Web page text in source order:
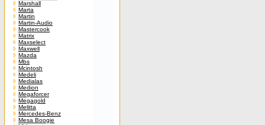
Marshall
Marta
Martin
Martin-Audio
Mastercook
Matrix
Maxselect
Maxwell
Mazda
Mbs
Mcintosh
Medeli
Medialas
Medion
Megaforcer
Megagold
Melitta
Mercedes-Benz
Mesa Boogie